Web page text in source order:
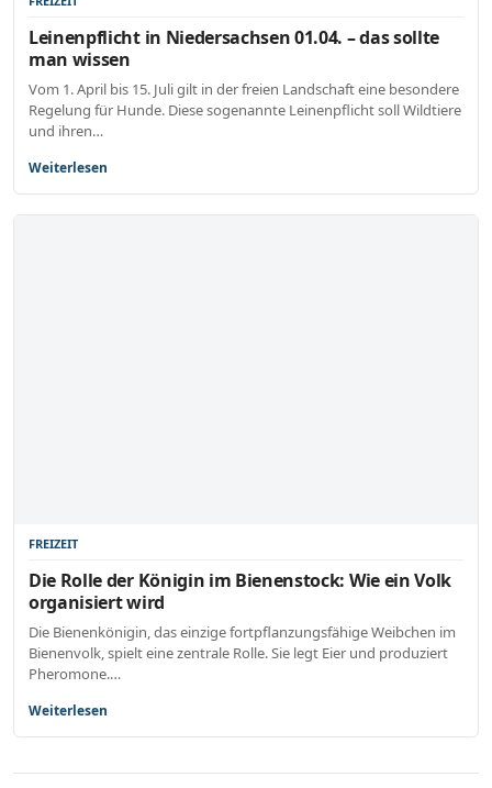
Leinenpflicht in Niedersachsen 01.04. – das sollte
man wissen
Vom 1. April bis 15. Juli gilt in der freien Landschaft eine besondere
Regelung für Hunde. Diese sogenannte Leinenpflicht soll Wildtiere
und ihren…
Weiterlesen
FREIZEIT
Die Rolle der Königin im Bienenstock: Wie ein Volk
organisiert wird
Die Bienenkönigin, das einzige fortpflanzungsfähige Weibchen im
Bienenvolk, spielt eine zentrale Rolle. Sie legt Eier und produziert
Pheromone.…
Weiterlesen